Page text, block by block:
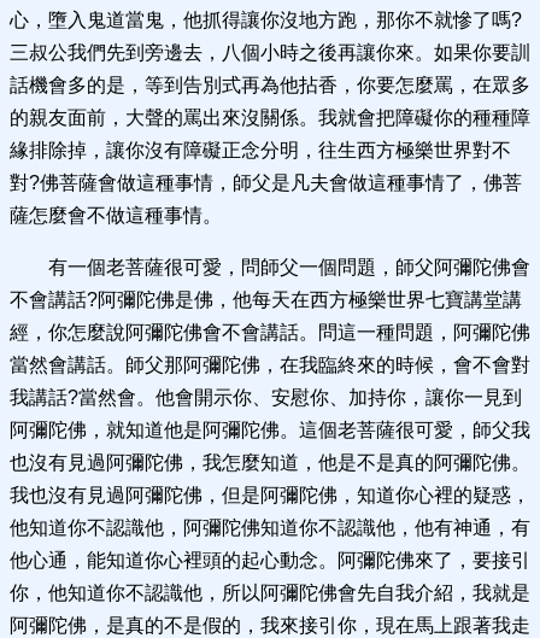
心，墮入鬼道當鬼，他抓得讓你沒地方跑，那你不就慘了嗎?
三叔公我們先到旁邊去，八個小時之後再讓你來。如果你要訓
話機會多的是，等到告別式再為他拈香，你要怎麼罵，在眾多
的親友面前，大聲的罵出來沒關係。我就會把障礙你的種種障
緣排除掉，讓你沒有障礙正念分明，往生西方極樂世界對不
對?佛菩薩會做這種事情，師父是凡夫會做這種事情了，佛菩
薩怎麼會不做這種事情。
有一個老菩薩很可愛，問師父一個問題，師父阿彌陀佛會
不會講話?阿彌陀佛是佛，他每天在西方極樂世界七寶講堂講
經，你怎麼說阿彌陀佛會不會講話。問這一種問題，阿彌陀佛
當然會講話。師父那阿彌陀佛，在我臨終來的時候，會不會對
我講話?當然會。他會開示你、安慰你、加持你，讓你一見到
阿彌陀佛，就知道他是阿彌陀佛。這個老菩薩很可愛，師父我
也沒有見過阿彌陀佛，我怎麼知道，他是不是真的阿彌陀佛。
我也沒有見過阿彌陀佛，但是阿彌陀佛，知道你心裡的疑惑，
他知道你不認識他，阿彌陀佛知道你不認識他，他有神通，有
他心通，能知道你心裡頭的起心動念。阿彌陀佛來了，要接引
你，他知道你不認識他，所以阿彌陀佛會先自我介紹，我就是
阿彌陀佛，是真的不是假的，我來接引你，現在馬上跟著我走